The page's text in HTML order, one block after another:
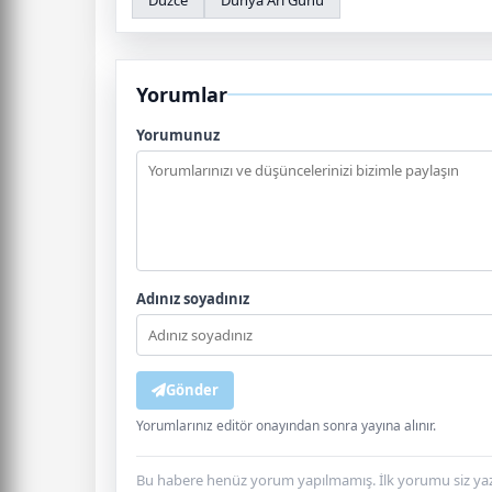
Yorumlar
Yorumunuz
Adınız soyadınız
Gönder
Yorumlarınız editör onayından sonra yayına alınır.
Bu habere henüz yorum yapılmamış. İlk yorumu siz